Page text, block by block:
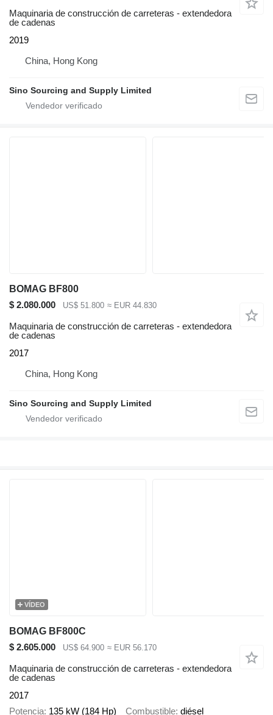
Maquinaria de construcción de carreteras - extendedora
de cadenas
2019
China, Hong Kong
Sino Sourcing and Supply Limited
BOMAG BF800
$ 2.080.000
US$ 51.800 ≈ EUR 44.830
Maquinaria de construcción de carreteras - extendedora
de cadenas
2017
China, Hong Kong
Sino Sourcing and Supply Limited
VÍDEO
BOMAG BF800C
$ 2.605.000
US$ 64.900 ≈ EUR 56.170
Maquinaria de construcción de carreteras - extendedora
de cadenas
2017
Potencia 135 kW (184 Hp) Combustible diésel